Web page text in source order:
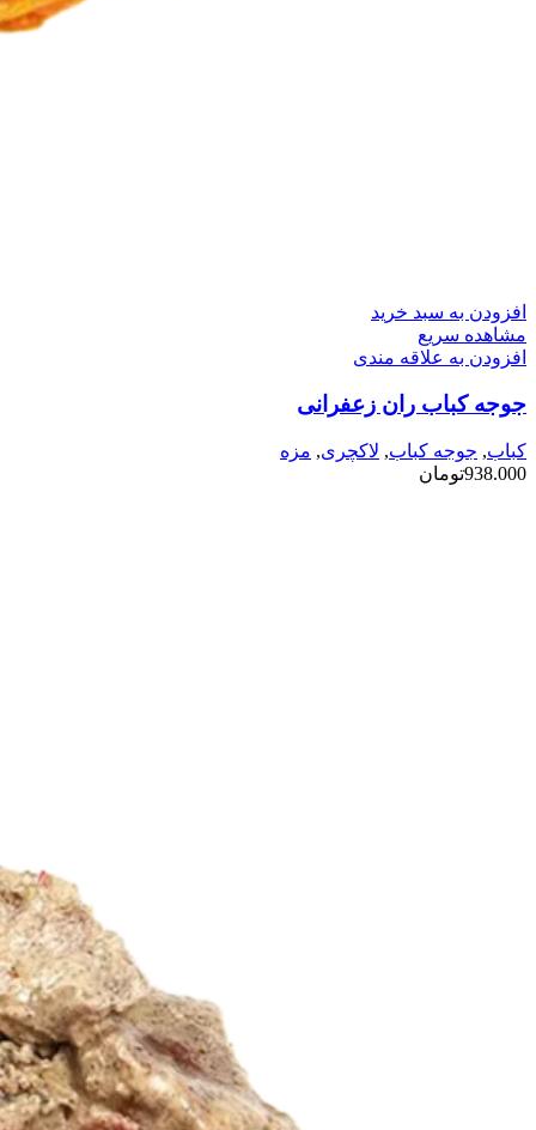
افزودن به سبد خرید
مشاهده سریع
افزودن به علاقه مندی
جوجه کباب ران زعفرانی
کباب, جوجه کباب, لاکچری, مزه
938.000تومان